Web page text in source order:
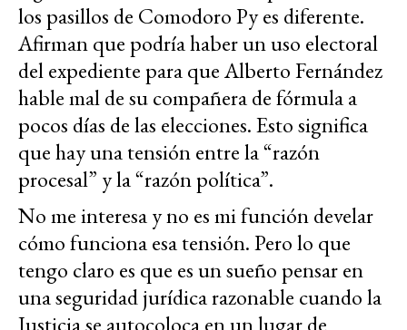
los pasillos de Comodoro Py es diferente.
Afirman que podría haber un uso electoral
del expediente para que Alberto Fernández
hable mal de su compañera de fórmula a
pocos días de las elecciones. Esto significa
que hay una tensión entre la “razón
procesal” y la “razón política”.
No me interesa y no es mi función develar
cómo funciona esa tensión. Pero lo que
tengo claro es que es un sueño pensar en
una seguridad jurídica razonable cuando la
Justicia se autocoloca en un lugar de